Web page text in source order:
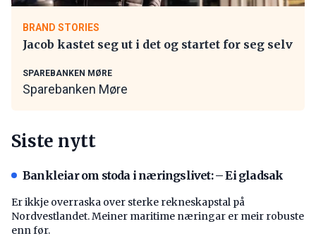
BRAND STORIES
Jacob kastet seg ut i det og startet for seg selv
SPAREBANKEN MØRE
Sparebanken Møre
Siste nytt
Bankleiar om stoda i næringslivet: – Ei gladsak
Er ikkje overraska over sterke rekneskapstal på
Nordvestlandet. Meiner maritime næringar er meir robuste
enn før.